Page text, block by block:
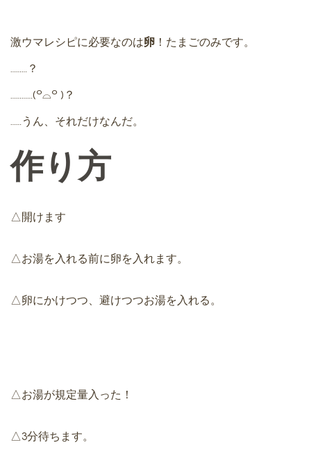
激ウマレシピに必要なのは卵 ！たまごのみです。
………？
…………(꒪⌓꒪ )？
……うん、それだけなんだ。
作り方
△開けます
△お湯を入れる前に卵を入れます。
△卵にかけつつ、避けつつお湯を入れる。
△お湯が規定量入った！
△3分待ちます。